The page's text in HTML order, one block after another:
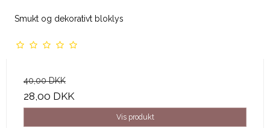
Smukt og dekorativt bloklys
40,00 DKK
28,00 DKK
Vis produkt